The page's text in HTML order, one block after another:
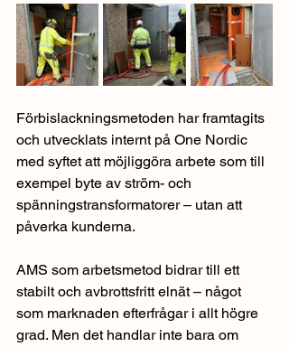
Förbislackningsmetoden har framtagits
och utvecklats internt på One Nordic
med syftet att möjliggöra arbete som till
exempel byte av ström- och
spänningstransformatorer – utan att
påverka kunderna.
AMS som arbetsmetod bidrar till ett
stabilt och avbrottsfritt elnät – något
som marknaden efterfrågar i allt högre
grad. Men det handlar inte bara om